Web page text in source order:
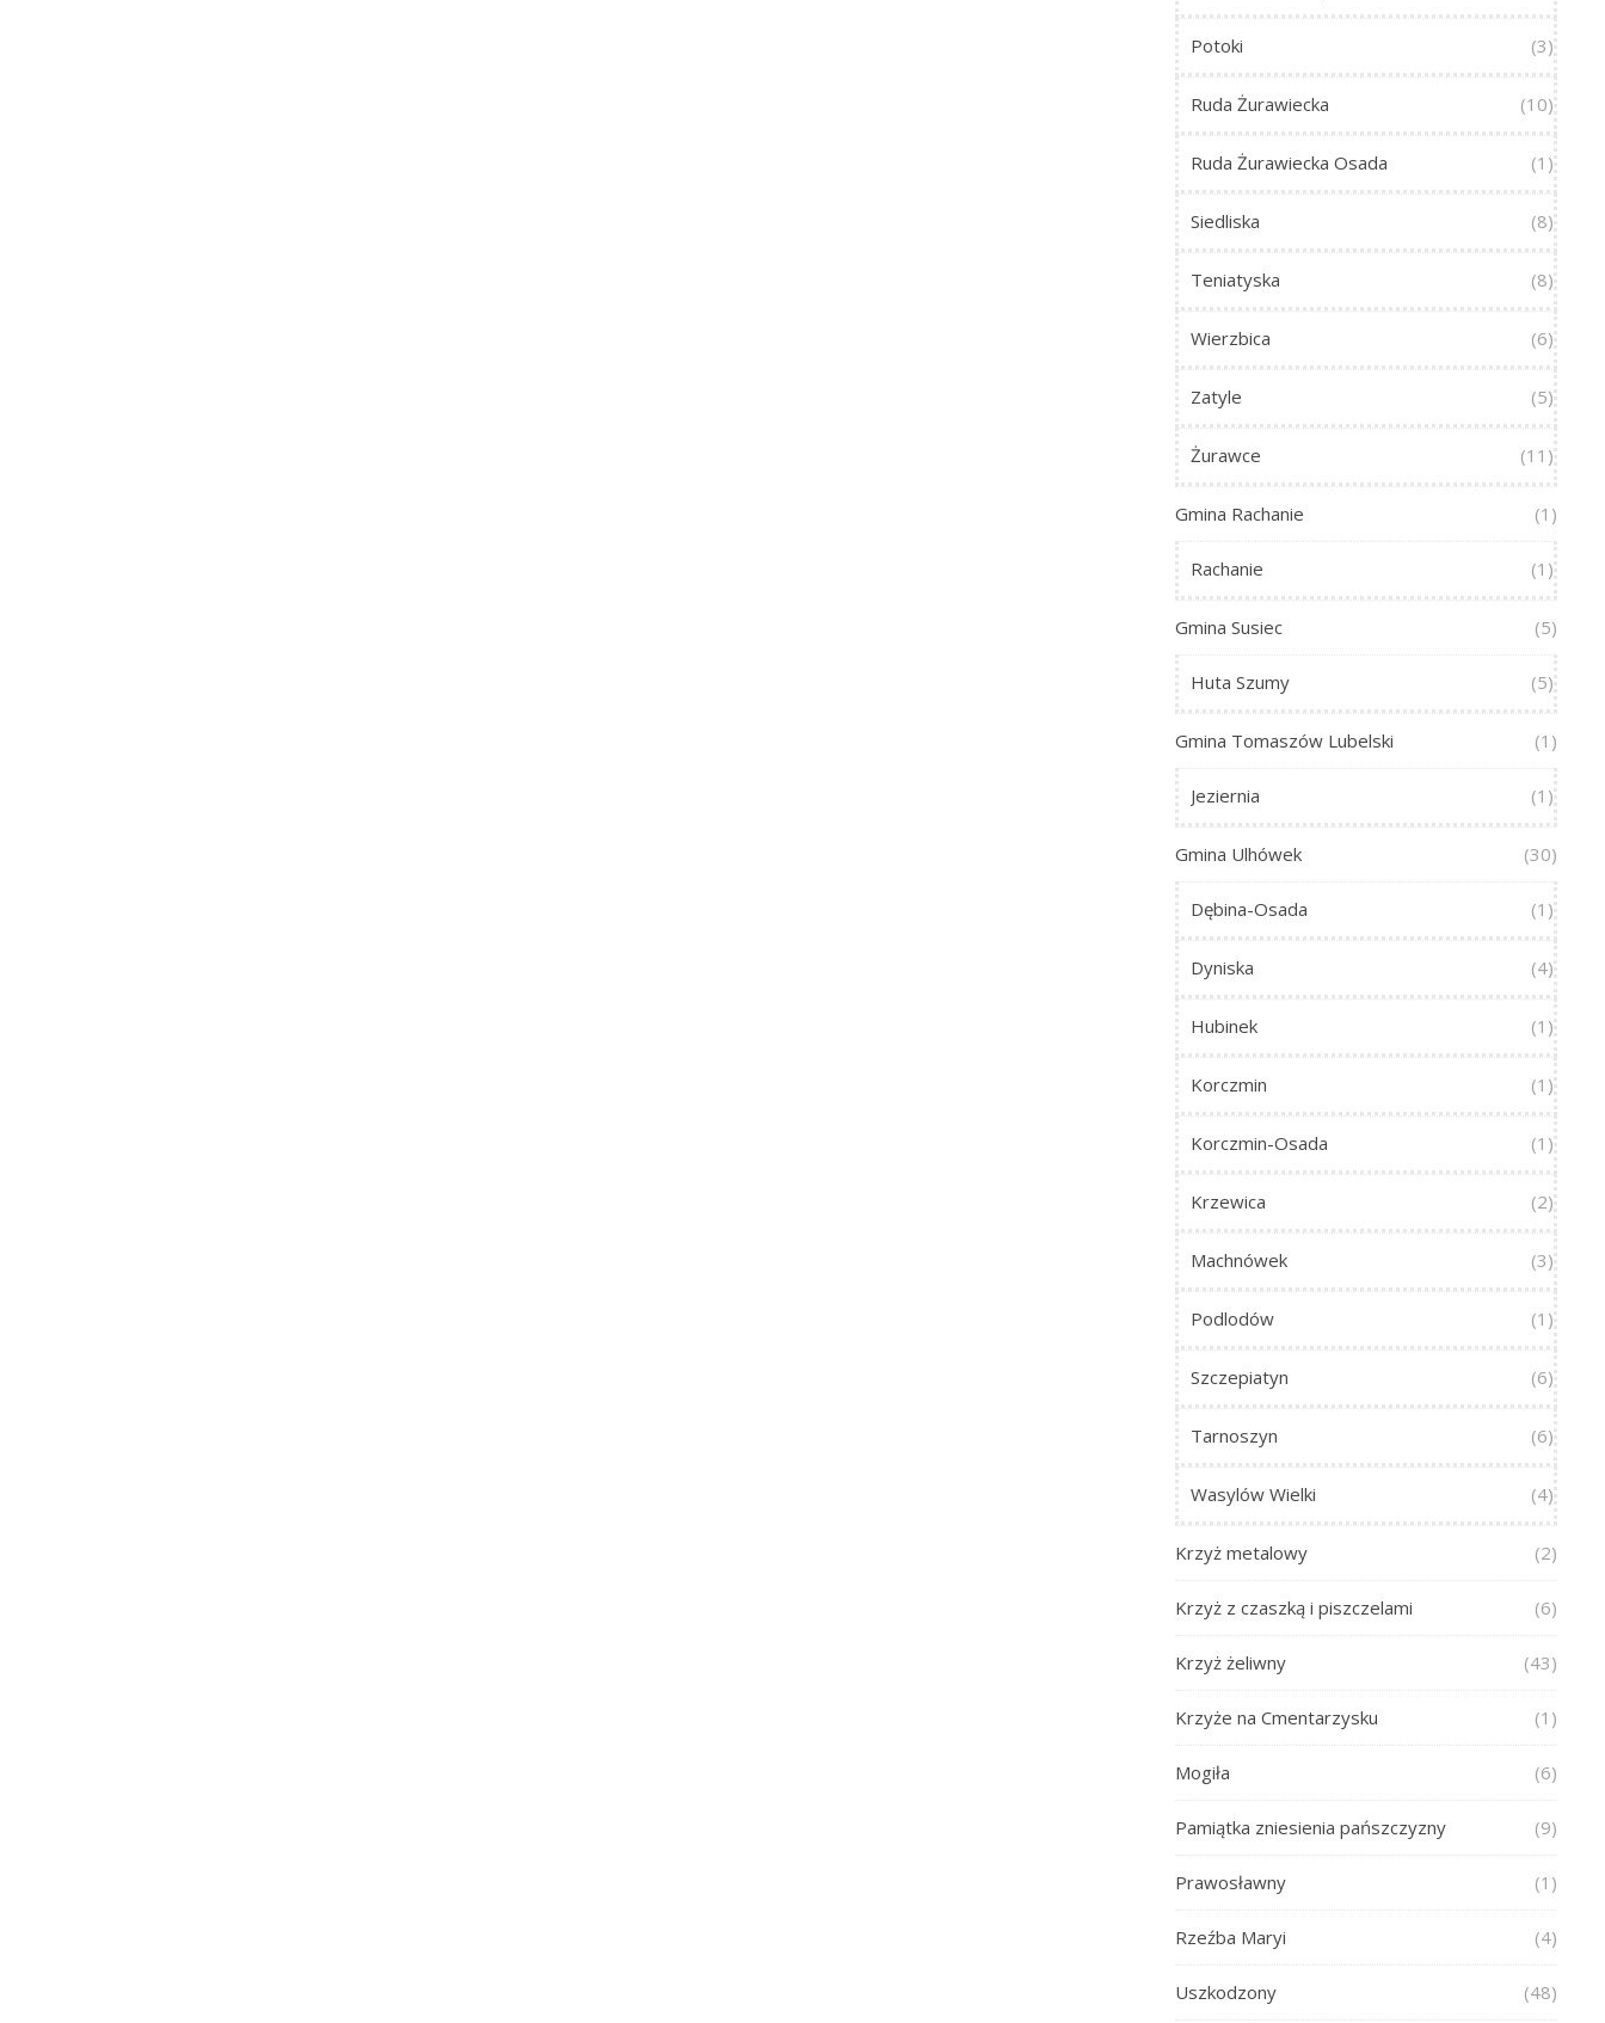
Potoki (3)
Ruda Żurawiecka (10)
Ruda Żurawiecka Osada (1)
Siedliska (8)
Teniatyska (8)
Wierzbica (6)
Zatyle (5)
Żurawce (11)
Gmina Rachanie (1)
Rachanie (1)
Gmina Susiec (5)
Huta Szumy (5)
Gmina Tomaszów Lubelski (1)
Jeziernia (1)
Gmina Ulhówek (30)
Dębina-Osada (1)
Dyniska (4)
Hubinek (1)
Korczmin (1)
Korczmin-Osada (1)
Krzewica (2)
Machnówek (3)
Podlodów (1)
Szczepiatyn (6)
Tarnoszyn (6)
Wasylów Wielki (4)
Krzyż metalowy (2)
Krzyż z czaszką i piszczelami (6)
Krzyż żeliwny (43)
Krzyże na Cmentarzysku (1)
Mogiła (6)
Pamiątka zniesienia pańszczyzny (9)
Prawosławny (1)
Rzeźba Maryi (4)
Uszkodzony (48)